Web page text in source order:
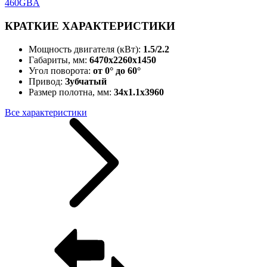
КРАТКИЕ ХАРАКТЕРИСТИКИ
Мощность двигателя (кВт): 1.5/2.2
Габариты, мм: 6470x2260x1450
Угол поворота: от 0° до 60°
Привод: Зубчатый
Размер полотна, мм: 34x1.1x3960
Все характеристики